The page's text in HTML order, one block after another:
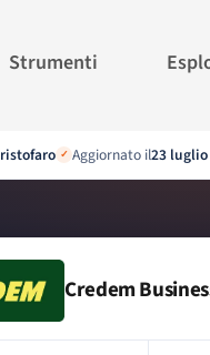
Strumenti
✓ Aggiornato il23 luglio
Credem